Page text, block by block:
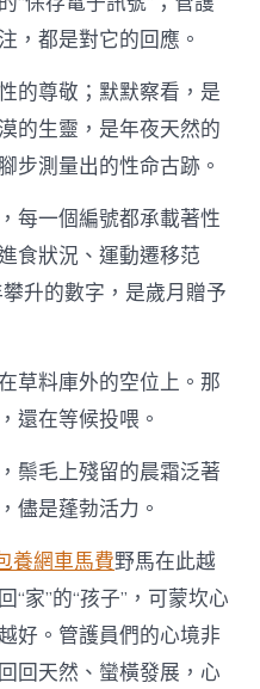
，都是對它的回應。
的尊敬；默默察看，是
的生靈，是年夜天然的
步測量出的性命古跡。
每一個編號都承載著性
食狀況、運動遷移范
升的數字，是歲月贈予
草料庫外的空位上。那
還在等候投喂。
鬃毛上殘留的晨霜泛著
儘是蓬勃活力。
養網車馬費野馬在此越
“家”的“孩子”，可蒙坎心
好。管護員們的心境非
天然、蠻橫發展，心